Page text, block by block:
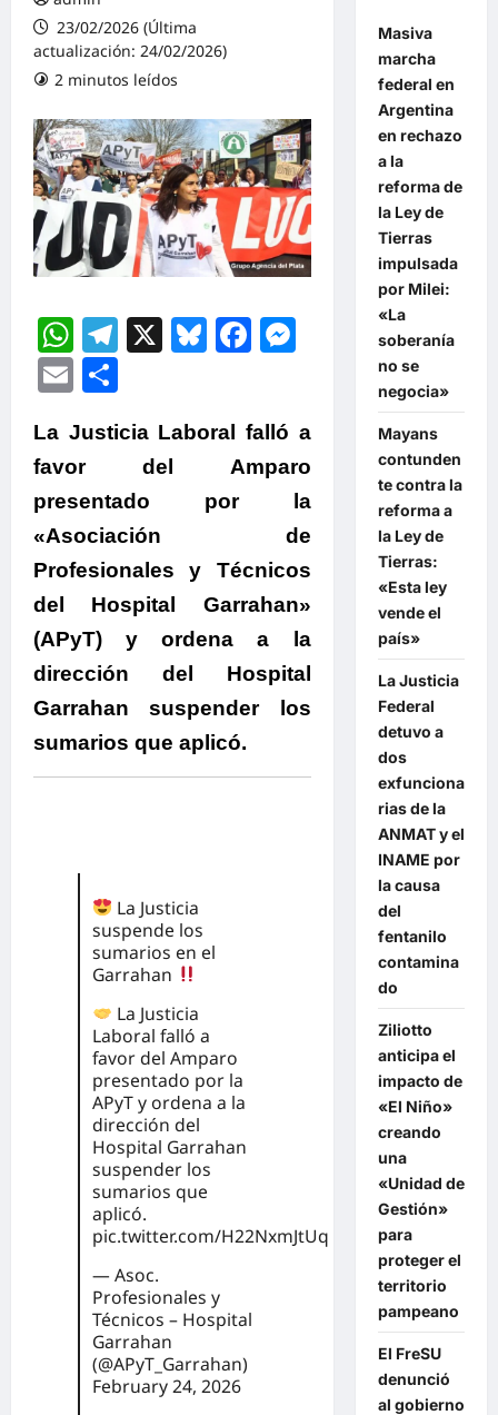
23/02/2026 (Última
actualización: 24/02/2026)
2 minutos leídos
WhatsApp
Telegram
X Bluesky
Facebook
Messenger
Email
La Justicia Laboral falló a
favor del Amparo
presentado por la
«Asociación de
Profesionales y Técnicos
del Hospital Garrahan»
(APyT) y ordena a la
dirección del Hospital
Garrahan suspender los
sumarios que aplicó.
La Justicia
suspende los
sumarios en el
Garrahan
La Justicia
Laboral falló a
favor del Amparo
presentado por la
APyT y ordena a la
dirección del
Hospital Garrahan
suspender los
sumarios que
aplicó.
pic.twitter.com/H22NxmJtUq
— Asoc.
Profesionales y
Técnicos – Hospital
Garrahan
(@APyT_Garrahan)
February 24, 2026
Masiva
marcha
federal en
Argentina
en rechazo
a la
reforma de
la Ley de
Tierras
impulsada
por Milei:
«La
soberanía
no se
negocia»
Mayans
contunden
te contra la
reforma a
la Ley de
Tierras:
«Esta ley
vende el
país»
La Justicia
Federal
detuvo a
dos
exfunciona
rias de la
ANMAT y el
INAME por
la causa
del
fentanilo
contamina
do
Ziliotto
anticipa el
impacto de
«El Niño»
creando
una
«Unidad de
Gestión»
para
proteger el
territorio
pampeano
El FreSU
denunció
al gobierno